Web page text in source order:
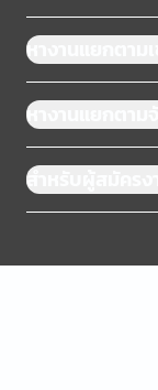
หางานแยกตาม
หางานแยกตามจั
สำหรับผู้สมัครงาน